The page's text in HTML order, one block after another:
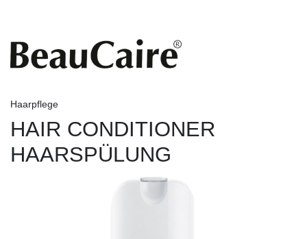
Haarpflege
HAIR CONDITIONER
HAARSPÜLUNG